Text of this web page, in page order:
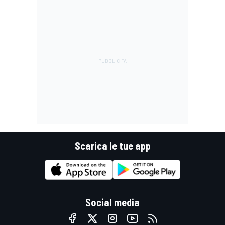
Scarica le tue app
Social media